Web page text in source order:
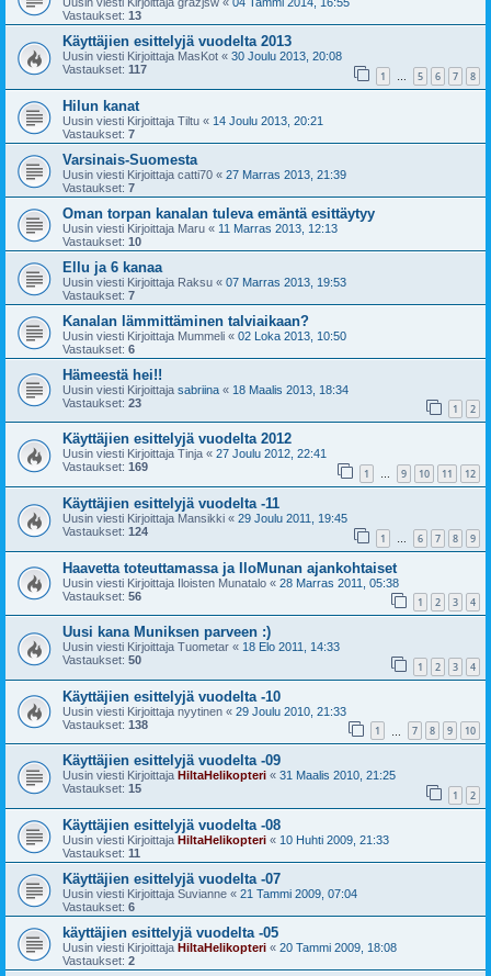
Vastaukset: 13
Käyttäjien esittelyjä vuodelta 2013
Uusin viesti Kirjoittaja MasKot « 30 Joulu 2013, 20:08
Vastaukset: 117 1 … 5 6 7 8
Hilun kanat
Uusin viesti Kirjoittaja Tiltu « 14 Joulu 2013, 20:21
Vastaukset: 7
Varsinais-Suomesta
Uusin viesti Kirjoittaja catti70 « 27 Marras 2013, 21:39
Vastaukset: 7
Oman torpan kanalan tuleva emäntä esittäytyy
Uusin viesti Kirjoittaja Maru « 11 Marras 2013, 12:13
Vastaukset: 10
Ellu ja 6 kanaa
Uusin viesti Kirjoittaja Raksu « 07 Marras 2013, 19:53
Vastaukset: 7
Kanalan lämmittäminen talviaikaan?
Uusin viesti Kirjoittaja Mummeli « 02 Loka 2013, 10:50
Vastaukset: 6
Hämeestä hei!!
Uusin viesti Kirjoittaja sabriina « 18 Maalis 2013, 18:34
Vastaukset: 23 1 2
Käyttäjien esittelyjä vuodelta 2012
Uusin viesti Kirjoittaja Tinja « 27 Joulu 2012, 22:41
Vastaukset: 169 1 … 9 10 11 12
Käyttäjien esittelyjä vuodelta -11
Uusin viesti Kirjoittaja Mansikki « 29 Joulu 2011, 19:45
Vastaukset: 124 1 … 6 7 8 9
Haavetta toteuttamassa ja IloMunan ajankohtaiset
Uusin viesti Kirjoittaja Iloisten Munatalo « 28 Marras 2011, 05:38
Vastaukset: 56 1 2 3 4
Uusi kana Muniksen parveen :)
Uusin viesti Kirjoittaja Tuometar « 18 Elo 2011, 14:33
Vastaukset: 50 1 2 3 4
Käyttäjien esittelyjä vuodelta -10
Uusin viesti Kirjoittaja nyytinen « 29 Joulu 2010, 21:33
Vastaukset: 138 1 7 8 9 10
Käyttäjien esittelyjä vuodelta -09
Uusin viesti Kirjoittaja HiltaHelikopteri « 31 Maalis 2010, 21:25
Vastaukset: 15 1 2
Käyttäjien esittelyjä vuodelta -08
Uusin viesti Kirjoittaja HiltaHelikopteri « 10 Huhti 2009, 21:33
Vastaukset: 11
Käyttäjien esittelyjä vuodelta -07
Uusin viesti Kirjoittaja Suvianne « 21 Tammi 2009, 07:04
Vastaukset: 6
käyttäjien esittelyjä vuodelta -05
Uusin viesti Kirjoittaja HiltaHelikopteri « 20 Tammi 2009, 18:08
Vastaukset: 2